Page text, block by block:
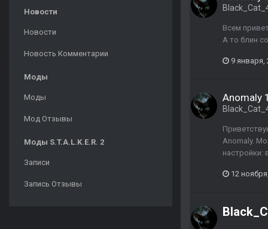
Новости
Новости
Новость Комментарии
Моды
Моды
Мод Отзывы
Моды S.T.A.L.K.E.R. 2
Записи
Запись Отзывы
Всем
А то блин
9 января,
Anomaly
Anomaly.
настройки:
12